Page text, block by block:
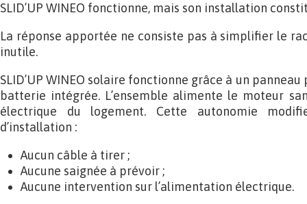
SLID’UP WINEO fonctionne, mais son installation
La réponse apportée ne consiste pas à simplifier le
inutile.
SLID’UP WINEO solaire fonctionne grâce à un
batterie intégrée. L’ensemble alimente le moteur
électrique du logement. Cette autonomie
d’installation :
Aucun câble à tirer ;
Aucune saignée à prévoir ;
Aucune intervention sur l’alimentation électrique.